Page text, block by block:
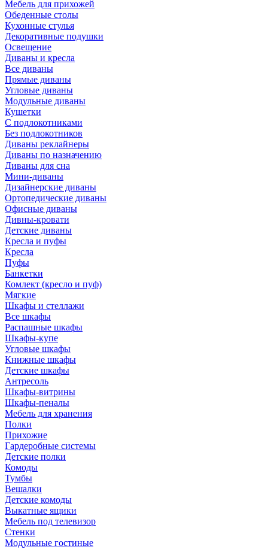
Мебель для прихожей
Обеденные столы
Кухонные стулья
Декоративные подушки
Освещение
Диваны и кресла
Все диваны
Прямые диваны
Угловые диваны
Модульные диваны
Кушетки
С подлокотниками
Без подлокотников
Диваны реклайнеры
Диваны по назначению
Диваны для сна
Мини-диваны
Дизайнерские диваны
Ортопедические диваны
Офисные диваны
Дивны-кровати
Детские диваны
Кресла и пуфы
Кресла
Пуфы
Банкетки
Комлект (кресло и пуф)
Мягкие
Шкафы и стеллажи
Все шкафы
Распашные шкафы
Шкафы-купе
Угловые шкафы
Книжные шкафы
Детские шкафы
Антресоль
Шкафы-витрины
Шкафы-пеналы
Мебель для хранения
Полки
Прихожие
Гардеробные системы
Детские полки
Комоды
Тумбы
Вешалки
Детские комоды
Выкатные ящики
Мебель под телевизор
Стенки
Модульные гостиные